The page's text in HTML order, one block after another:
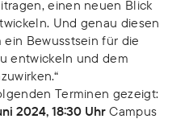
einen neuen Blick
Und genau diesen
Bewusstsein für die
entwickeln und dem
Terminen gezeigt:
2024, 18:30 Uhr Campus